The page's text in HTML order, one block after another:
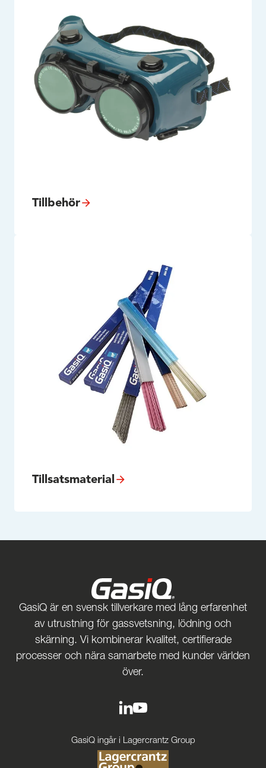
Tillbehör
Tillsatsmaterial
GasiQ är en svensk tillverkare med lång erfarenhet
av utrustning för gassvetsning, lödning och
skärning. Vi kombinerar kvalitet, certifierade
processer och nära samarbete med kunder världen
över.
GasiQ ingår i Lagercrantz Group